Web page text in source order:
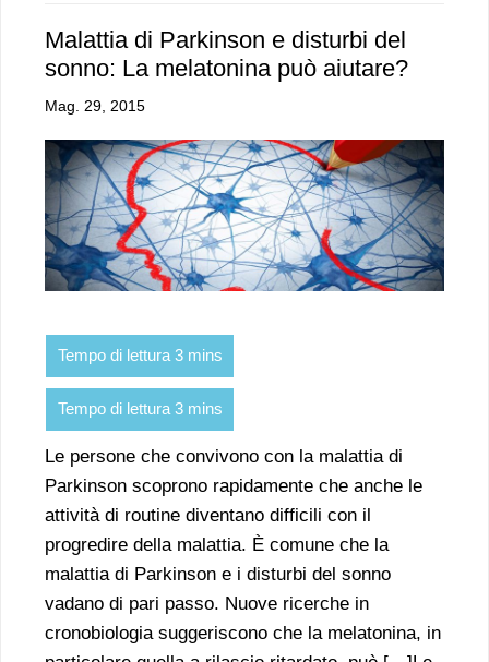
Malattia di Parkinson e disturbi del
sonno: La melatonina può aiutare?
Mag. 29, 2015
Le persone che convivono con la malattia di
Parkinson scoprono rapidamente che anche le
attività di routine diventano difficili con il
progredire della malattia. È comune che la
malattia di Parkinson e i disturbi del sonno
vadano di pari passo. Nuove ricerche in
cronobiologia suggeriscono che la melatonina, in